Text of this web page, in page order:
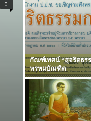
0
กัณฑ์เทศน์ “สุจริตธร
พรหมบัณฑิต